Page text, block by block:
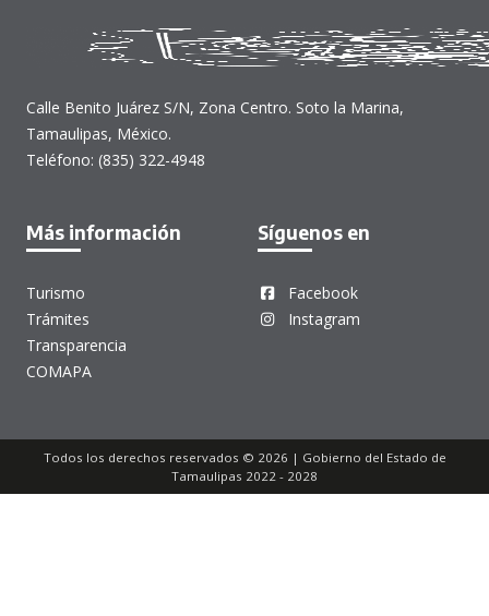
Calle Benito Juárez S/N, Zona Centro. Soto la Marina,
Tamaulipas, México.
Teléfono: (835) 322-4948
Más información
Turismo
Trámites
Transparencia
COMAPA
Síguenos en
Facebook
Instagram
Todos los derechos reservados © 2026 | Gobierno del Estado de
Tamaulipas 2022 - 2028